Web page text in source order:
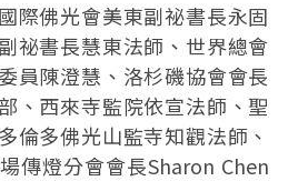
際佛光會美東副祕書長永固
祕書長慧東法師、世界總會
員陳澄慧、洛杉磯協會會長
、西來寺監院依宣法師、聖
倫多佛光山監寺知觀法師、
傳燈分會會長Sharon Chen